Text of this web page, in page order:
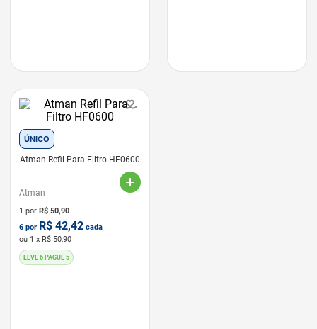
ÚNICO
Atman Refil Para Filtro HF0600
Atman
1 por R$ 50,90
6 por R$ 42,42 cada
ou 1 x R$ 50,90
LEVE 6 PAGUE 5